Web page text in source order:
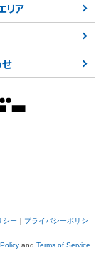
リア
シー ｜ プライバシーポリシ
and Terms of Service